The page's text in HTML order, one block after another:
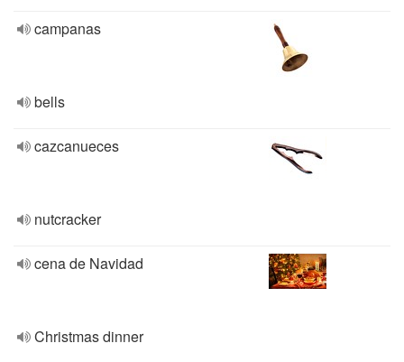
campanas
bells
cazcanueces
nutcracker
cena de Navidad
Christmas dinner